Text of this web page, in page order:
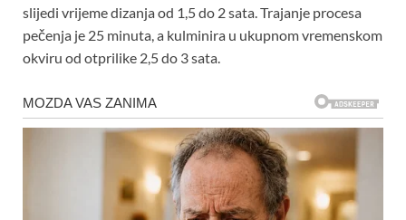
slijedi vrijeme dizanja od 1,5 do 2 sata. Trajanje procesa
pečenja je 25 minuta, a kulminira u ukupnom vremenskom
okviru od otprilike 2,5 do 3 sata.